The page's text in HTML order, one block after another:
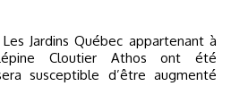
Jardins Québec appartenant à
Cloutier Athos ont été
susceptible d’être augmenté